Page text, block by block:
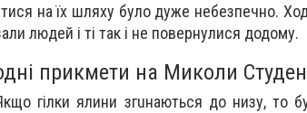
на їх шляху було дуже небезпечно.
людей і ті так і не повернулися додому.
прикмети на Миколи
гілки ялини згuнaються до низу, то